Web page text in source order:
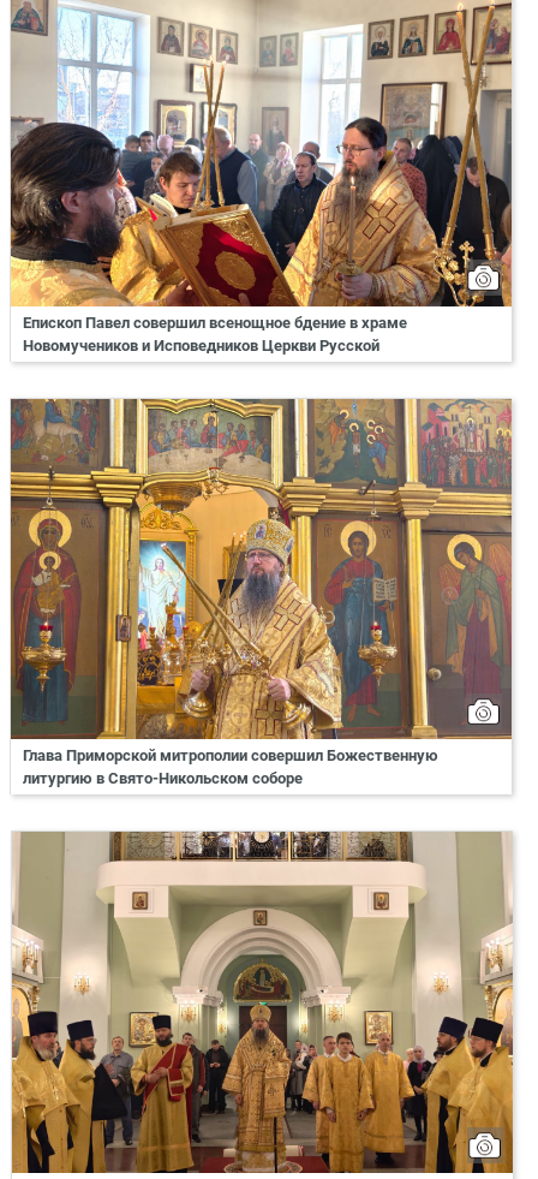
Епископ Павел совершил всенощное бдение в храме
Новомучеников и Исповедников Церкви Русской
Глава Приморской митрополии совершил Божественную
литургию в Свято-Никольском соборе